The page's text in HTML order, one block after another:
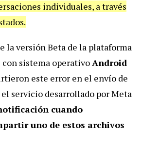
individuales, a través
la versión Beta de la plataforma
sistema operativoAndroid
este error en el envío de
servicio desarrollado por Meta
cuando
uno de estos archivos